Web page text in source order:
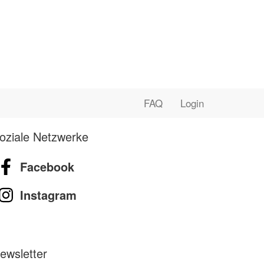
FAQ Login
Netzwerke
Facebook
Instagram